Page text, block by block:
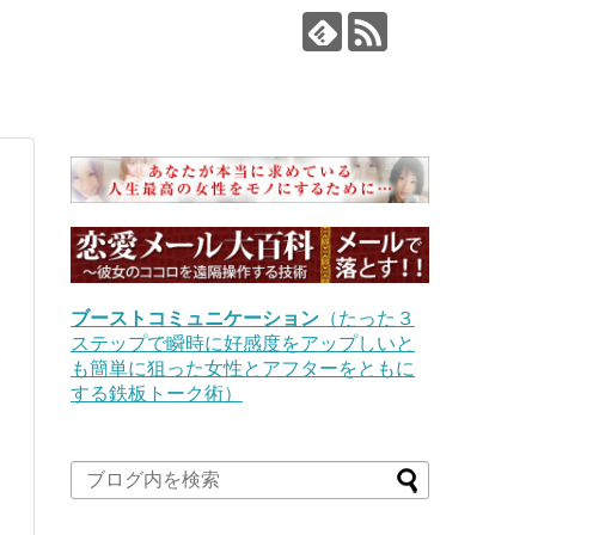
ブーストコミュニケーション （たった３
ステップで瞬時に好感度をアップしいと
も簡単に狙った女性とアフターをともに
する鉄板トーク術）